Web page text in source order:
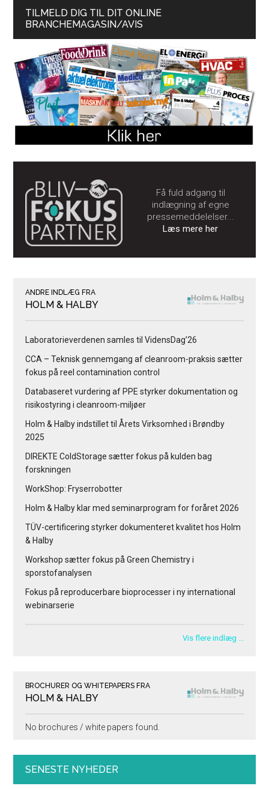
TILMELD DIG TIL DIT ONLINE
BRANCHEMAGASIN/AVIS
Få fuld adgang til
indlægning af egne
pressemeddelelser...
Læs mere her
ANDRE INDLÆG FRA
HOLM & HALBY
Laboratorieverdenen samles til VidensDag’26
CCA – Teknisk gennemgang af cleanroom-praksis sætter
fokus på reel contamination control
Databaseret vurdering af PPE styrker dokumentation og
risikostyring i cleanroom-miljøer
Holm & Halby indstillet til Årets Virksomhed i Brøndby
2025
DIREKTE ColdStorage sætter fokus på kulden bag
forskningen
WorkShop: Fryserrobotter
Holm & Halby klar med seminarprogram for foråret 2026
TÜV-certificering styrker dokumenteret kvalitet hos Holm
& Halby
Workshop sætter fokus på Green Chemistry i
sporstofanalysen
Fokus på reproducerbare bioprocesser i ny international
webinarserie
Vis flere indlæg …
BROCHURER OG WHITEPAPERS FRA
HOLM & HALBY
No brochures / white papers found.
SENESTE NYHEDER